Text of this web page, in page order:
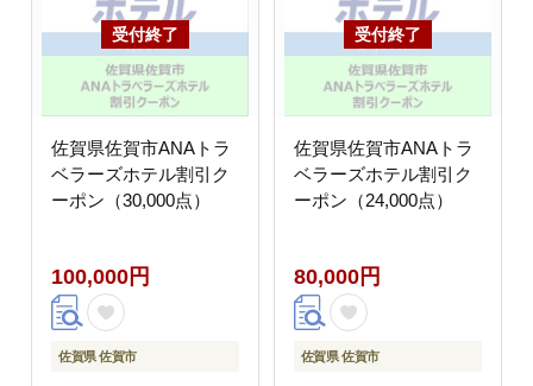
佐賀県佐賀市ANAトラ
ベラーズホテル割引ク
ーポン（30,000点）
100,000円
佐賀県 佐賀市
佐賀県佐賀市ANAトラ
ベラーズホテル割引ク
ーポン（24,000点）
80,000円
佐賀県 佐賀市